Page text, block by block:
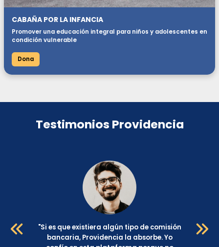
CABAÑA POR LA INFANCIA
Promover una educación integral para niños y adolescentes en
condición vulnerable
Dona
Testimonios Providencia
"Si es que existiera algún tipo de comisión
bancaria, Providencia la absorbe. Yo